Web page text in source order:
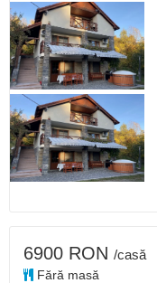
6900 RON /casă
Fără masă